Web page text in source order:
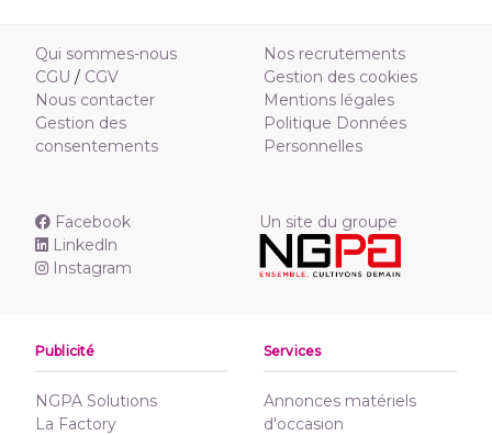
Qui sommes-nous
CGU / CGV
Nous contacter
Gestion des
consentements
Nos recrutements
Gestion des cookies
Mentions légales
Politique Données
Personnelles
Facebook
Linkedln
Instagram
Un site du groupe
Publicité
NGPA Solutions
La Factory
Services
Annonces matériels
d'occasion